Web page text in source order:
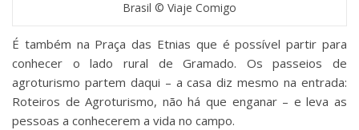
Brasil © Viaje Comigo
É também na Praça das Etnias que é possível partir para
conhecer o lado rural de Gramado. Os passeios de
agroturismo partem daqui – a casa diz mesmo na entrada:
Roteiros de Agroturismo, não há que enganar – e leva as
pessoas a conhecerem a vida no campo.